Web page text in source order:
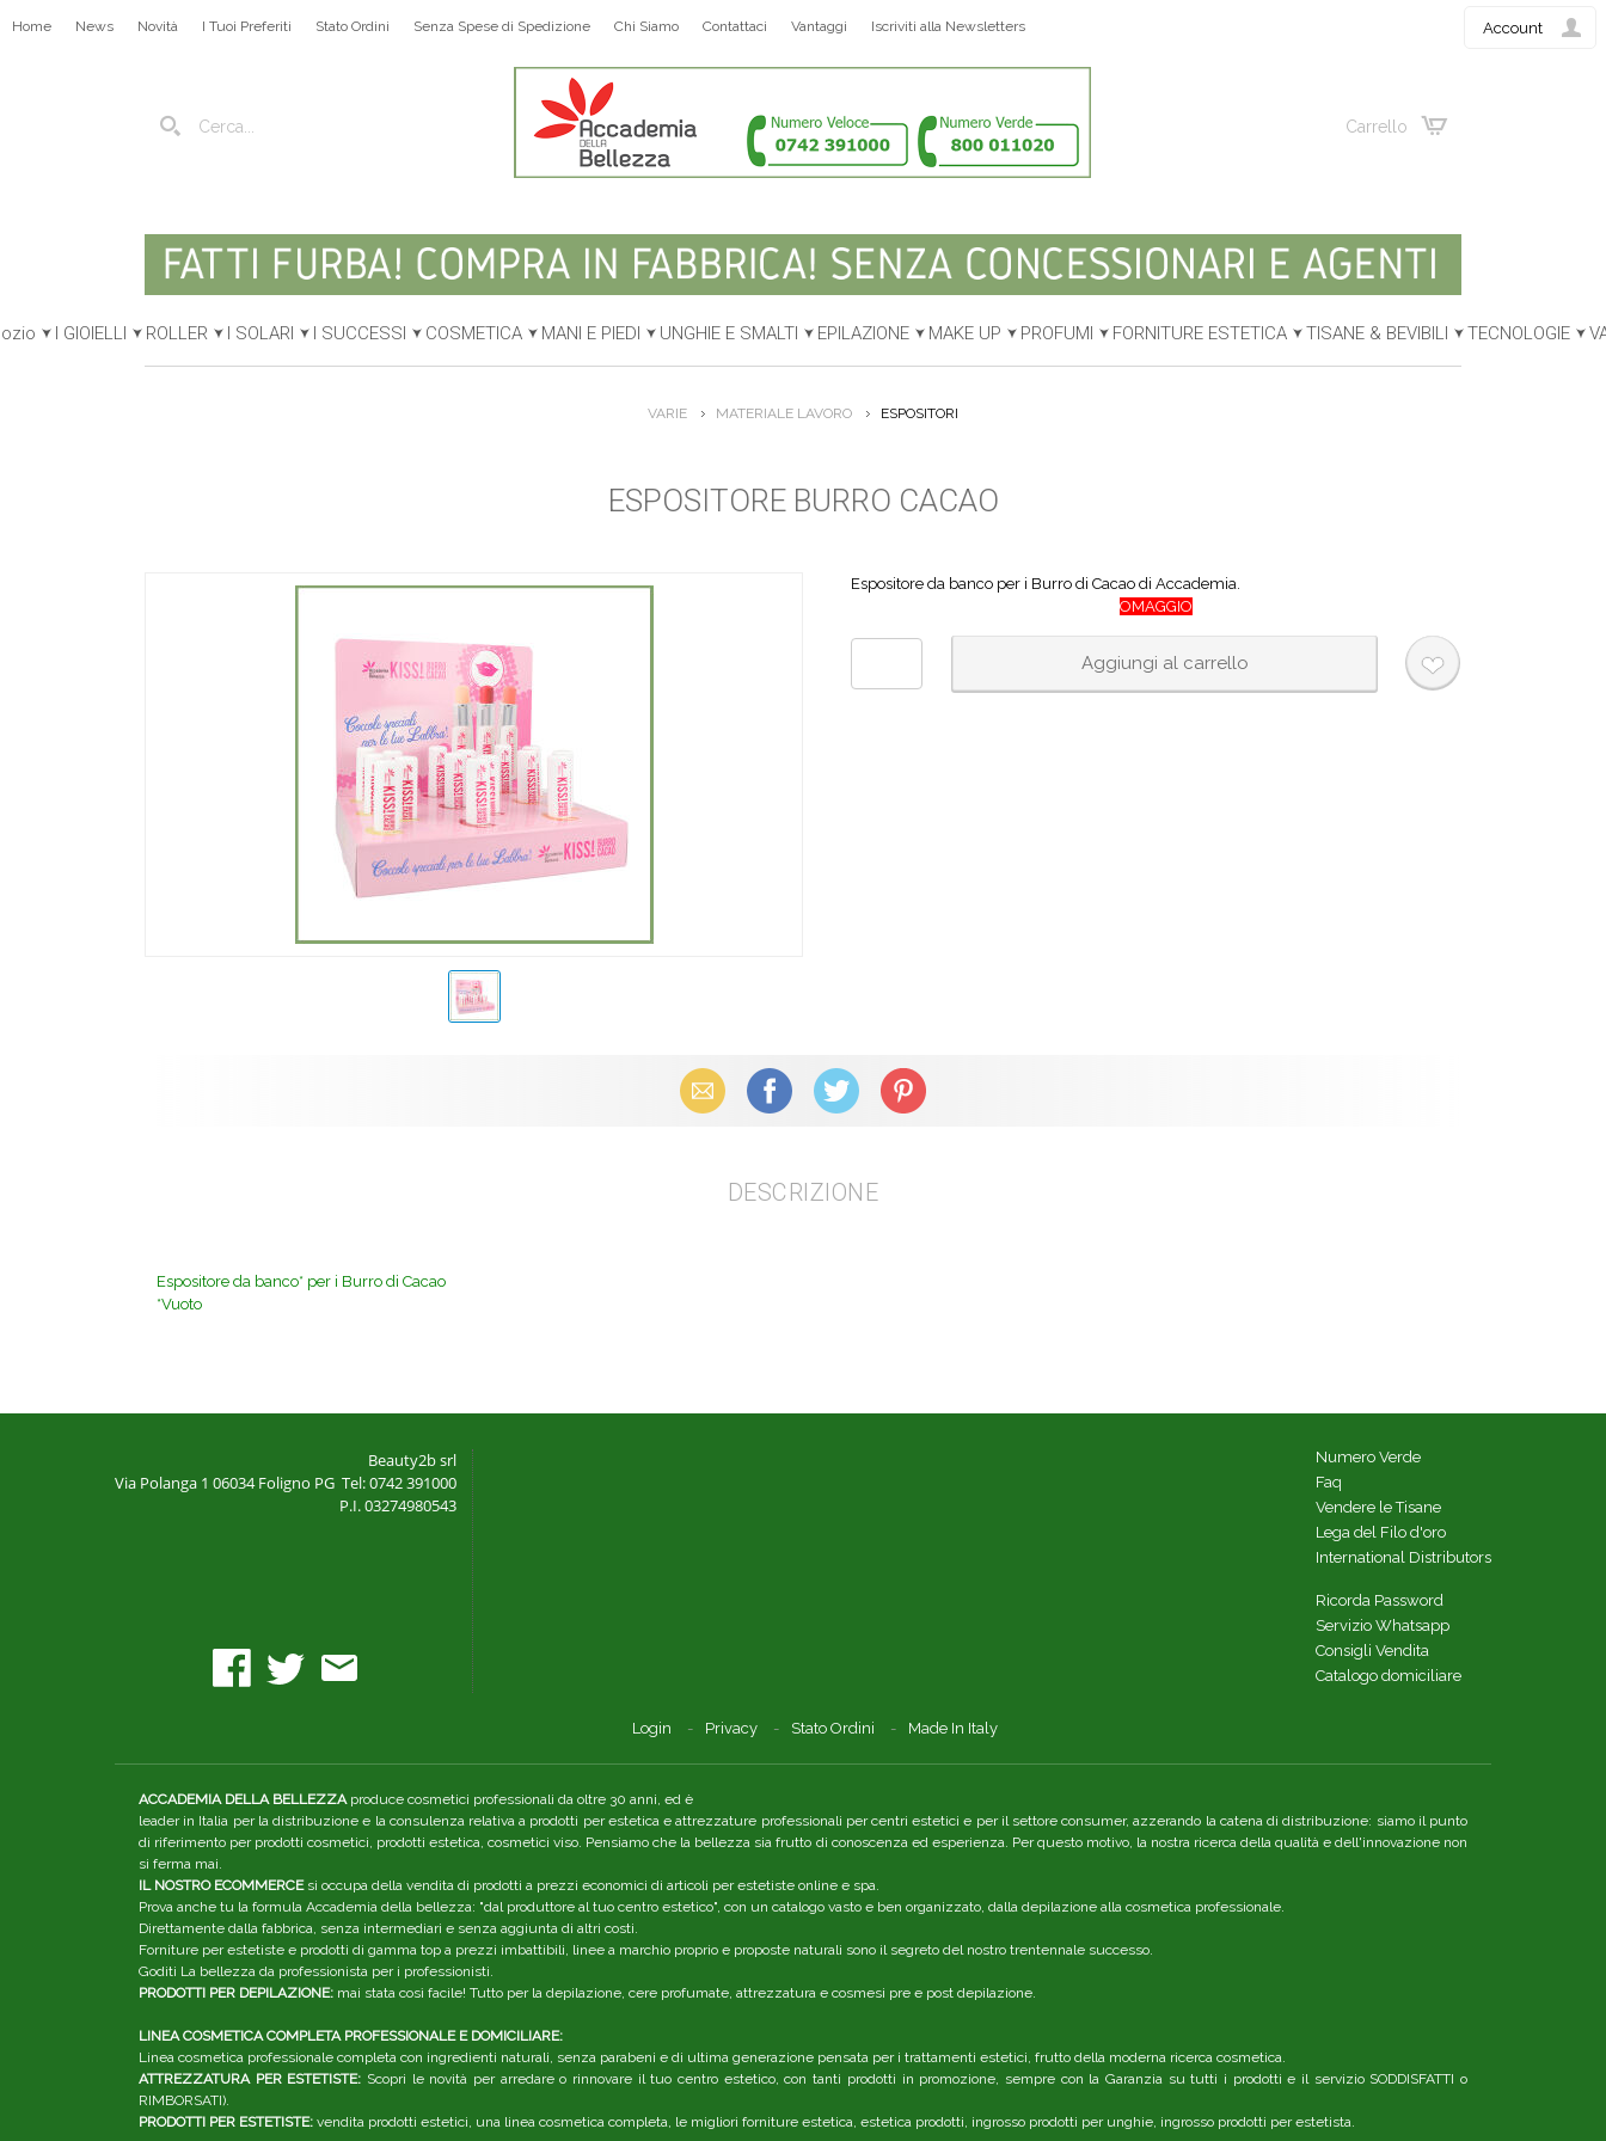
Carrello
Account
Home News Novità I Tuoi Preferiti Stato Ordini Senza Spese di Spedizione Chi Siamo Contattaci Vantaggi Iscriviti alla Newsletters
I GIOIELLI ROLLER I SOLARI I SUCCESSI COSMETICA MANI E PIEDI UNGHIE E SMALTI EPILAZIONE MAKE UP PROFUMI FORNITURE ESTETICA TISANE & BEVIBILI TECNOLOGIE
VARIE MATERIALE LAVORO ESPOSITORI
ESPOSITORE BURRO CACAO
Espositore da banco per i Burro di Cacao di Accademia.
OMAGGIO
Email Facebook X (Twitter) Pinterest
DESCRIZIONE
Espositore da banco* per i Burro di Cacao
*Vuoto
Beauty2b srl
Via Polanga 1 06034 Foligno PG Tel: 0742 391000
P.I. 03274980543
Numero Verde
Faq
Vendere le Tisane
Lega del Filo d'oro
International Distributors
Ricorda Password
Servizio Whatsapp
Consigli Vendita
Catalogo domiciliare
Login Privacy Stato Ordini Made In Italy
ACCADEMIA DELLA BELLEZZAproduce cosmetici professionali da oltre 30 anni, ed è
leader in Italia per la distribuzione e la consulenza relativa a prodotti per estetica e attrezzature professionali per centri estetici e per il settore consumer, azzerando la catena di distribuzione: siamo il punto
di riferimento per prodotti cosmetici, prodotti estetica, cosmetici viso. Pensiamo che la bellezza sia frutto di conoscenza ed esperienza. Per questo motivo, la nostra ricerca della qualità e dell'innovazione non
si ferma mai.
IL NOSTRO ECOMMERCEsi occupa della vendita di prodotti a prezzi economici di articoli per estetiste online e spa.
Prova anche tu la formula Accademia della bellezza: "dal produttore al tuo centro estetico", con un catalogo vasto e ben organizzato, dalla depilazione alla cosmetica professionale.
Direttamente dalla fabbrica, senza intermediari e senza aggiunta di altri costi.
Forniture per estetiste e prodotti di gamma top a prezzi imbattibili, linee a marchio proprio e proposte naturali sono il segreto del nostro trentennale successo.
Goditi La bellezza da professionista per i professionisti.
PRODOTTI PER DEPILAZIONE: mai stata così facile! Tutto per la depilazione, cere profumate, attrezzatura e cosmesi pre e post depilazione.
LINEA COSMETICA COMPLETA PROFESSIONALE E DOMICILIARE:
Linea cosmetica professionale completa con ingredienti naturali, senza parabeni e di ultima generazione pensata per i trattamenti estetici, frutto della moderna ricerca cosmetica.
ATTREZZATURA PER ESTETISTE: Scopri le novità per arredare o rinnovare il tuo centro estetico, con tanti prodotti in promozione, sempre con la Garanzia su tutti i prodotti e il servizio SODDISFATTI o
RIMBORSATI).
PRODOTTI PER ESTETISTE: vendita prodotti estetici, una linea cosmetica completa, le migliori forniture estetica, estetica prodotti, ingrosso prodotti per unghie, ingrosso prodotti per estetista.